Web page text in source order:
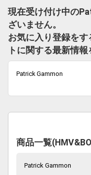
現在受け付け中の
ざいません。
お気に入り登録を
トに関する最新情
Patrick Gammon
商品一覧
Patrick Gammon